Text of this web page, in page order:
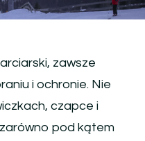
zawsze
i ochronie. Nie
czapce i
pod kątem